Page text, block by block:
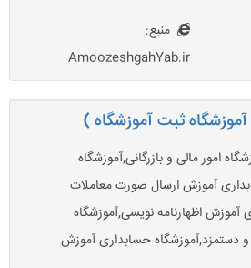
منبع:
AmoozeshgahYab.ir
آموزشگاه ثبت آموزشگاه )
امور مالی و بازرگانی,آموزشگاه
آموزش ارسال صورت معاملات
اظهارنامه نویسی,آموزشگاه
حسابداری آموزش